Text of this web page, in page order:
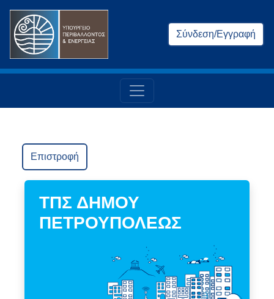
Σύνδεση/Εγγραφή
Επιστροφή
ΤΠΣ ΔΗΜΟΥ
ΠΕΤΡΟΥΠΟΛΕΩΣ